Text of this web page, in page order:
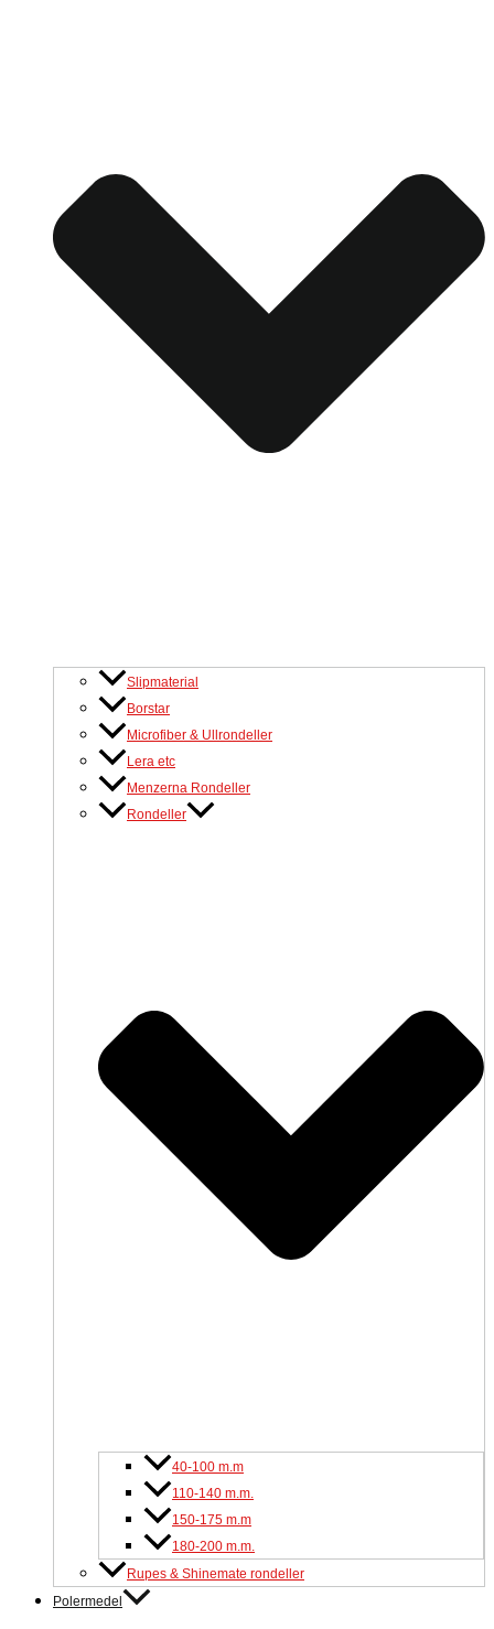
Slipmaterial
Borstar
Microfiber & Ullrondeller
Lera etc
Menzerna Rondeller
Rondeller
40-100 m.m
110-140 m.m.
150-175 m.m
180-200 m.m.
Rupes & Shinemate rondeller
Polermedel